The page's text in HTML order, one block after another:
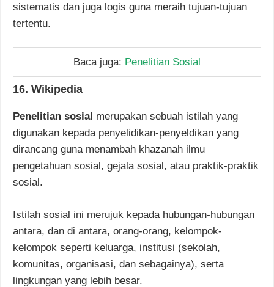
sistematis dan juga logis guna meraih tujuan-tujuan
tertentu.
Baca juga: Penelitian Sosial
16. Wikipedia
Penelitian sosial merupakan sebuah istilah yang
digunakan kepada penyelidikan-penyeldikan yang
dirancang guna menambah khazanah ilmu
pengetahuan sosial, gejala sosial, atau praktik-praktik
sosial.
Istilah sosial ini merujuk kepada hubungan-hubungan
antara, dan di antara, orang-orang, kelompok-
kelompok seperti keluarga, institusi (sekolah,
komunitas, organisasi, dan sebagainya), serta
lingkungan yang lebih besar.